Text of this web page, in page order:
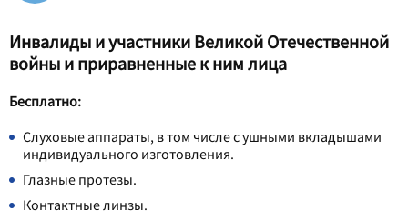
Инвалиды и участники Великой Отечественной
войны и приравненные к ним лица
Бесплатно:
Слуховые аппараты, в том числе с ушными вкладышами
индивидуального изготовления.
Глазные протезы.
Контактные линзы.